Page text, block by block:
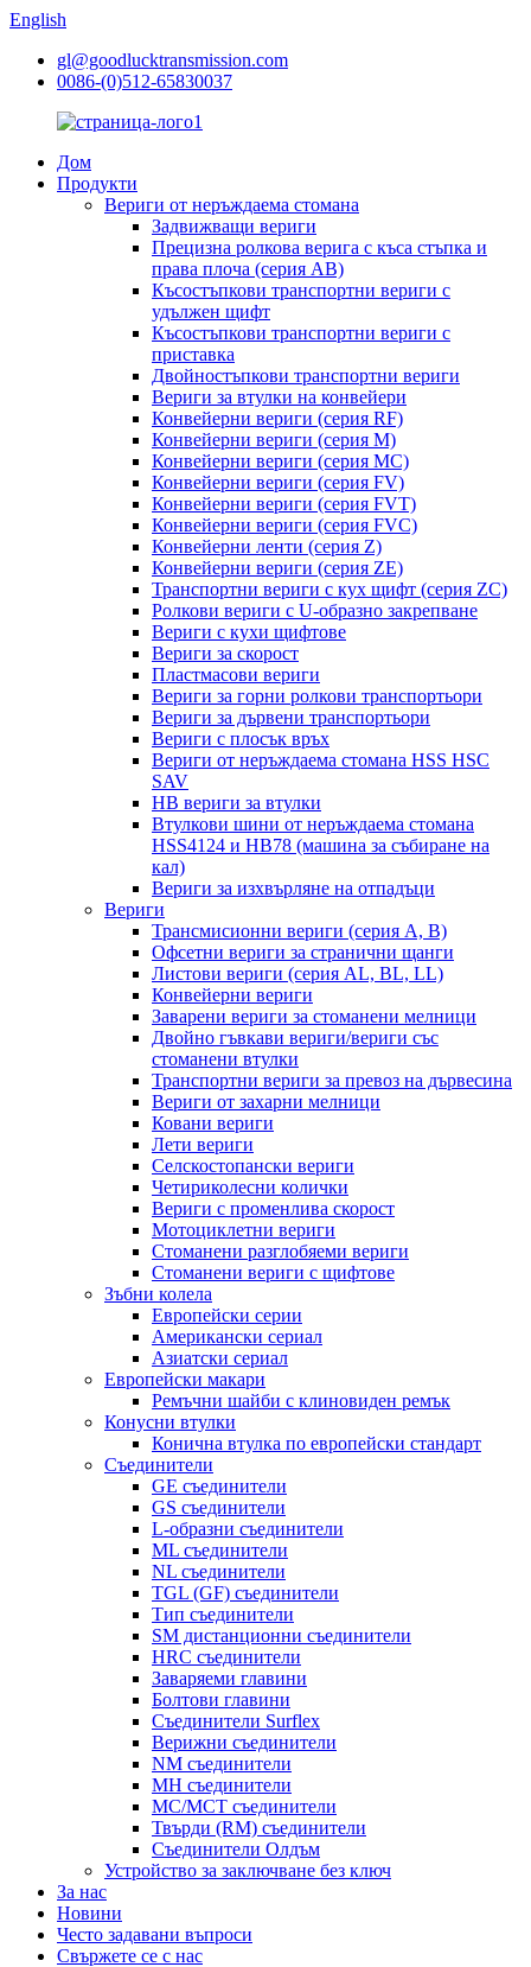
English
gl@goodlucktransmission.com
0086-(0)512-65830037
Дом
Продукти
Вериги от неръждаема стомана
Задвижващи вериги
Прецизна ролкова верига с къса стъпка и
права плоча (серия AB)
Късостъпкови транспортни вериги с
удължен щифт
Късостъпкови транспортни вериги с
приставка
Двойностъпкови транспортни вериги
Вериги за втулки на конвейери
Конвейерни вериги (серия RF)
Конвейерни вериги (серия M)
Конвейерни вериги (серия MC)
Конвейерни вериги (серия FV)
Конвейерни вериги (серия FVT)
Конвейерни вериги (серия FVC)
Конвейерни ленти (серия Z)
Конвейерни вериги (серия ZE)
Транспортни вериги с кух щифт (серия ZC)
Ролкови вериги с U-образно закрепване
Вериги с кухи щифтове
Вериги за скорост
Пластмасови вериги
Вериги за горни ролкови транспортьори
Вериги за дървени транспортьори
Вериги с плосък връх
Вериги от неръждаема стомана HSS HSC
SAV
HB вериги за втулки
Втулкови шини от неръждаема стомана
HSS4124 и HB78 (машина за събиране на
кал)
Вериги за изхвърляне на отпадъци
Вериги
Трансмисионни вериги (серия A, B)
Офсетни вериги за странични щанги
Листови вериги (серия AL, BL, LL)
Конвейерни вериги
Заварени вериги за стоманени мелници
Двойно гъвкави вериги/вериги със
стоманени втулки
Транспортни вериги за превоз на дървесина
Вериги от захарни мелници
Ковани вериги
Лети вериги
Селскостопански вериги
Четириколесни колички
Вериги с променлива скорост
Мотоциклетни вериги
Стоманени разглобяеми вериги
Стоманени вериги с щифтове
Зъбни колела
Европейски серии
Американски сериал
Азиатски сериал
Европейски макари
Ремъчни шайби с клиновиден ремък
Конусни втулки
Конична втулка по европейски стандарт
Съединители
GE съединители
GS съединители
L-образни съединители
ML съединители
NL съединители
TGL (GF) съединители
Тип съединители
SM дистанционни съединители
HRC съединители
Заваряеми главини
Болтови главини
Съединители Surflex
Верижни съединители
NM съединители
MH съединители
MC/MCT съединители
Твърди (RM) съединители
Съединители Олдъм
Устройство за заключване без ключ
За нас
Новини
Често задавани въпроси
Свържете се с нас